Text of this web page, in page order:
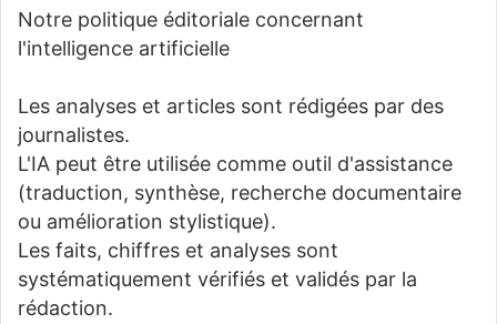
Notre politique éditoriale concernant
l'intelligence artificielle
Les analyses et articles sont rédigées par des
journalistes.
L'IA peut être utilisée comme outil d'assistance
(traduction, synthèse, recherche documentaire
ou amélioration stylistique).
Les faits, chiffres et analyses sont
systématiquement vérifiés et validés par la
rédaction.